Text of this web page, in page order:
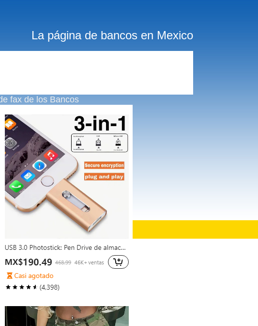
La página de bancos en Mexico
fax de los Bancos